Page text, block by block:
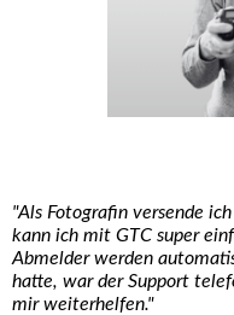
"Als Fotografin versende
kann ich mit GTC super
Abmelder werden
hatte, war der Support
mir weiterhelfen."